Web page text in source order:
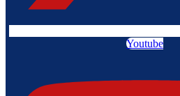
Youtube